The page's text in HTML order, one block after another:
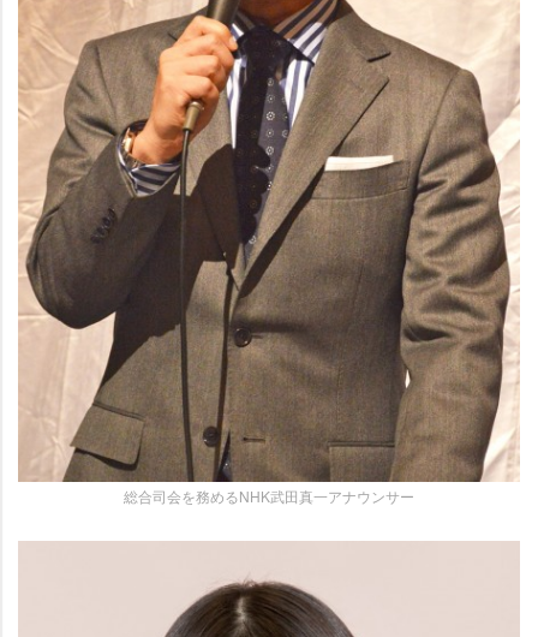
総合司会を務めるNHK武田真一アナウンサー